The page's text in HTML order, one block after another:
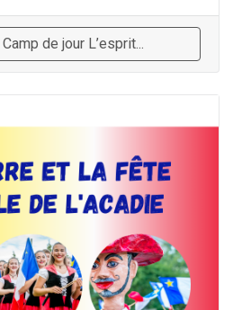
de jour L’esprit...